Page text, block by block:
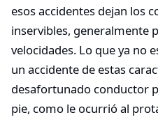
esos accidentes dejan los
inservibles, generalmente
velocidades. Lo que ya no
un accidente de estas
desafortunado conductor
pie, como le ocurrió al